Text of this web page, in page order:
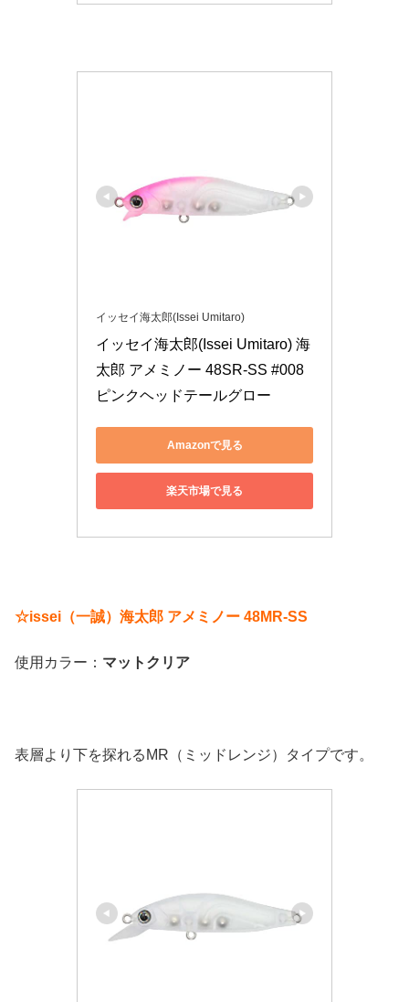
イッセイ海太郎(Issei Umitaro)
イッセイ海太郎(Issei Umitaro) 海
太郎 アメミノー 48SR-SS #008
ピンクヘッドテールグロー
Amazonで見る
楽天市場で見る
☆issei（一誠）海太郎 アメミノー 48MR-SS
使用カラー： マットクリア
表層より下を探れるMR（ミッドレンジ）タイプです。